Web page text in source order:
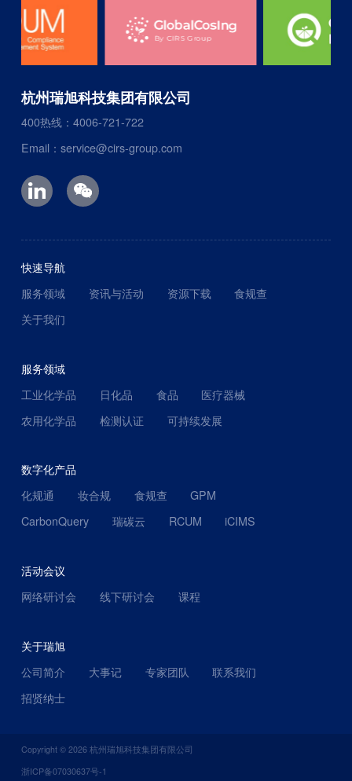
杭州瑞旭科技集团有限公司
400热线：4006-721-722
Email：service@cirs-group.com
快速导航
服务领域
资讯与活动 资源下载
食规查
关于我们
服务领域
工业化学品
日化品 食品
医疗器械
农用化学品
检测认证 可持续发展
数字化产品
化规通
妆合规 食规查
GPM
CarbonQuery
瑞碳云 RCUM iCIMS
活动会议
网络研讨会
线下研讨会 课程
关于瑞旭
公司简介
大事记 专家团队
联系我们
招贤纳士
Copyright © 2026杭州瑞旭科技集团有限公司
浙ICP备07030637号-1